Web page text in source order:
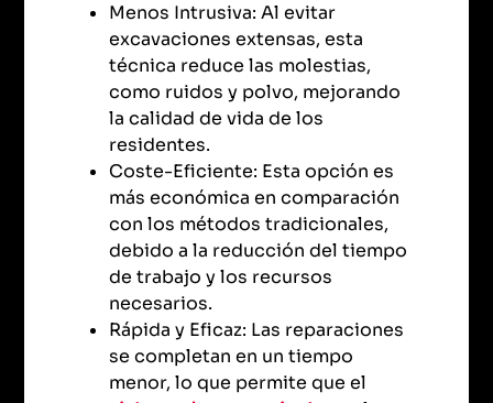
Menos Intrusiva: Al evitar
excavaciones extensas, esta
técnica reduce las molestias,
como ruidos y polvo, mejorando
la calidad de vida de los
residentes.
Coste-Eficiente: Esta opción es
más económica en comparación
con los métodos tradicionales,
debido a la reducción del tiempo
de trabajo y los recursos
necesarios.
Rápida y Eficaz: Las reparaciones
se completan en un tiempo
menor, lo que permite que el